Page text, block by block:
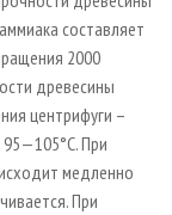
составляет
2000
древесины
центрифуги –
При
медленно
При